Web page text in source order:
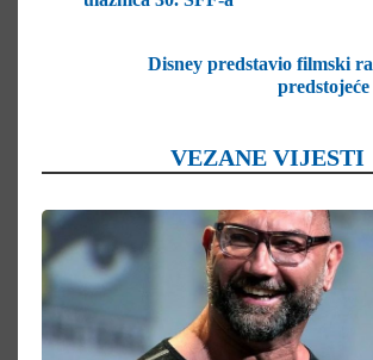
Disney predstavio filmski
VEZANE VIJESTI